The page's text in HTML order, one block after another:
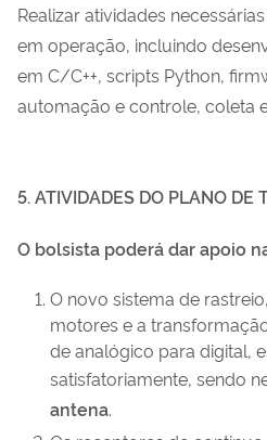
Realizar atividades
em operação, incluindo
em C/C++, scripts Python,
automação e controle, coleta
5. ATIVIDADES DO PLANO DE
O bolsista poderá dar apoio
O novo sistema de
motores e a
de analógico para digital,
satisfatoriamente, sendo
antena.